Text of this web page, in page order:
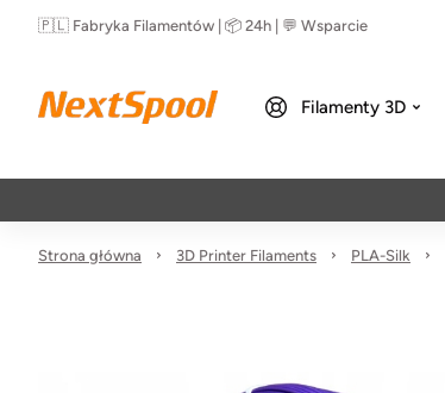
🇵🇱 Fabryka Filamentów | 📦 24h | 💬 Wsparcie
Filamenty 3D
Strona główna 3D Printer Filaments PLA-Silk